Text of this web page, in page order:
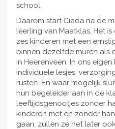
school.
Daarom start Giada na de
leerling van Maatklas. Het
zes kinderen met een
binnen dezelfde muren als
in Heerenveen. In ons
individuele lesjes,
rusten. En waar mogelijk
hun begeleider aan in de
leeftijdsgenootjes zonder
kinderen met en zonder
gaan, zullen ze het later